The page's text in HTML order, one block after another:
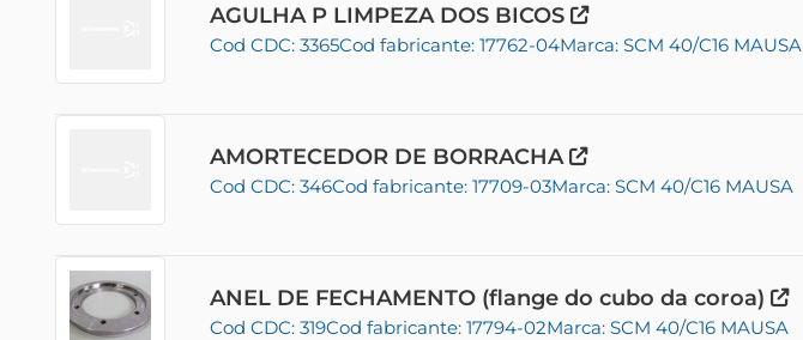
AGULHA P LIMPEZA DOS BICOS
Cod CDC: 3365Cod fabricante: 17762-04Marca: SCM 40/C16 MAUSA
AMORTECEDOR DE BORRACHA
Cod CDC: 346Cod fabricante: 17709-03Marca: SCM 40/C16 MAUSA
ANEL DE FECHAMENTO (flange do cubo da coroa)
Cod CDC: 319Cod fabricante: 17794-02Marca: SCM 40/C16 MAUSA